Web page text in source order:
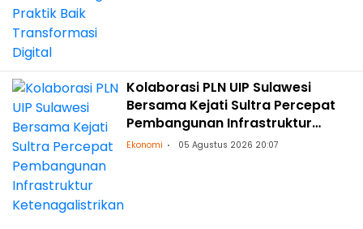
Kolaborasi PLN UIP Sulawesi
Bersama Kejati Sultra Percepat
Pembangunan Infrastruktur
Ketenagalistrikan
Ekonomi 05 Agustus 2026 20:07